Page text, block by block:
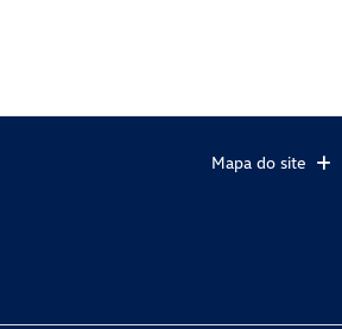
Mapa do site